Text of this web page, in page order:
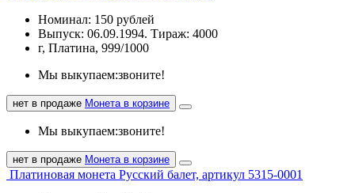
Номинал: 150 рублей
Выпуск: 06.09.1994. Тираж: 4000
г, Платина, 999/1000
Мы выкупаем:звоните!
нет в продаже Монета в корзине
Мы выкупаем:звоните!
нет в продаже Монета в корзине
Платиновая монета Русский балет, артикул 5315-0001